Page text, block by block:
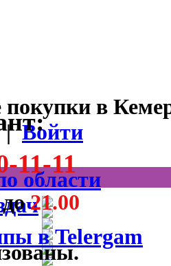
11-11
21.00
Войти
области